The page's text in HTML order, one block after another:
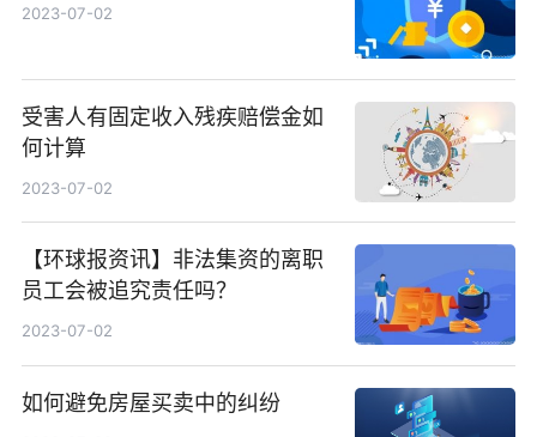
2023-07-02
受害人有固定收入残疾赔偿金如
何计算
2023-07-02
【环球报资讯】非法集资的离职
员工会被追究责任吗？
2023-07-02
如何避免房屋买卖中的纠纷